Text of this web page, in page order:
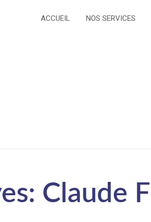
ACCUEIL NOS SERVICES
Claude F